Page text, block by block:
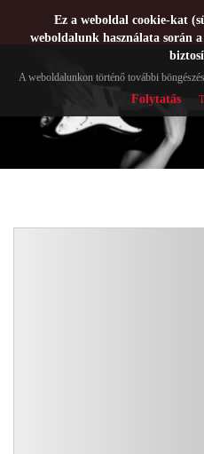
Ez a weboldal cookie-kat
weboldalunk használata során
A weboldalunkon történő további
Folytatás